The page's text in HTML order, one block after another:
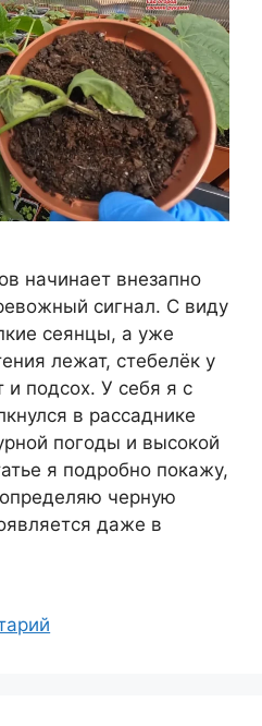
начинает внезапно
сигнал. С виду
сеянцы, а уже
лежат, стебелёк у
и подсох. У себя я с
в рассаднике
погоды и высокой
я подробно покажу,
черную
даже в